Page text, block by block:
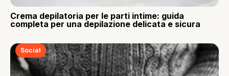
Crema depilatoria per le parti intime: guida
completa per una depilazione delicata e sicura
Social